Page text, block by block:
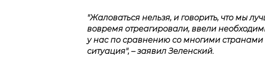
"Жаловаться нельзя, и говорить, что мы
вовремя отреагировали, ввели
у нас по сравнению со многими
ситуация", – заявил Зеленский.